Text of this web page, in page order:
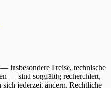
insbesondere Preise, technische
— sind sorgfältig recherchiert,
sich jederzeit ändern. Rechtliche